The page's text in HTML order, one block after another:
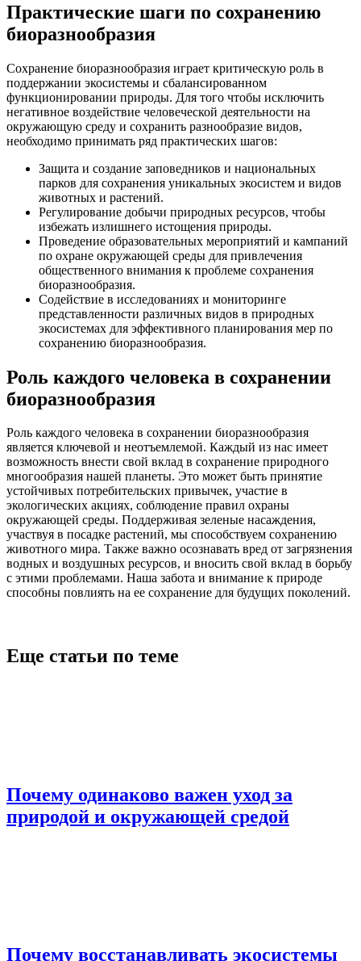
Практические шаги по сохранению
биоразнообразия
Сохранение биоразнообразия играет критическую роль в
поддержании экосистемы и сбалансированном
функционировании природы. Для того чтобы исключить
негативное воздействие человеческой деятельности на
окружающую среду и сохранить разнообразие видов,
необходимо принимать ряд практических шагов:
Защита и создание заповедников и национальных
парков для сохранения уникальных экосистем и видов
животных и растений.
Регулирование добычи природных ресурсов, чтобы
избежать излишнего истощения природы.
Проведение образовательных мероприятий и кампаний
по охране окружающей среды для привлечения
общественного внимания к проблеме сохранения
биоразнообразия.
Содействие в исследованиях и мониторинге
представленности различных видов в природных
экосистемах для эффективного планирования мер по
сохранению биоразнообразия.
Роль каждого человека в сохранении
биоразнообразия
Роль каждого человека в сохранении биоразнообразия
является ключевой и неотъемлемой. Каждый из нас имеет
возможность внести свой вклад в сохранение природного
многообразия нашей планеты. Это может быть принятие
устойчивых потребительских привычек, участие в
экологических акциях, соблюдение правил охраны
окружающей среды. Поддерживая зеленые насаждения,
участвуя в посадке растений, мы способствуем сохранению
животного мира. Также важно осознавать вред от загрязнения
водных и воздушных ресурсов, и вносить свой вклад в борьбу
с этими проблемами. Наша забота и внимание к природе
способны повлиять на ее сохранение для будущих поколений.
Еще статьи по теме
Почему одинаково важен уход за
природой и окружающей средой
Почему восстанавливать экосистемы